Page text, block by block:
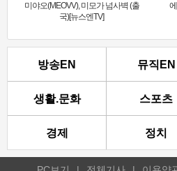
미야오(MEOVV), 미모가 넘사벽 (출
국)[뉴스엔TV]
방송EN 뮤직EN
생활.문화 스포츠
경제 정치